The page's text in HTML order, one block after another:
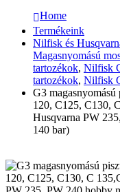
Home
Termékeink
Nilfisk és
Magasnyomású
tartozékok, Nilfisk
tartozékok, Nilfisk
G3
120, C125, C130,
Husqvarna PW
140 bar)